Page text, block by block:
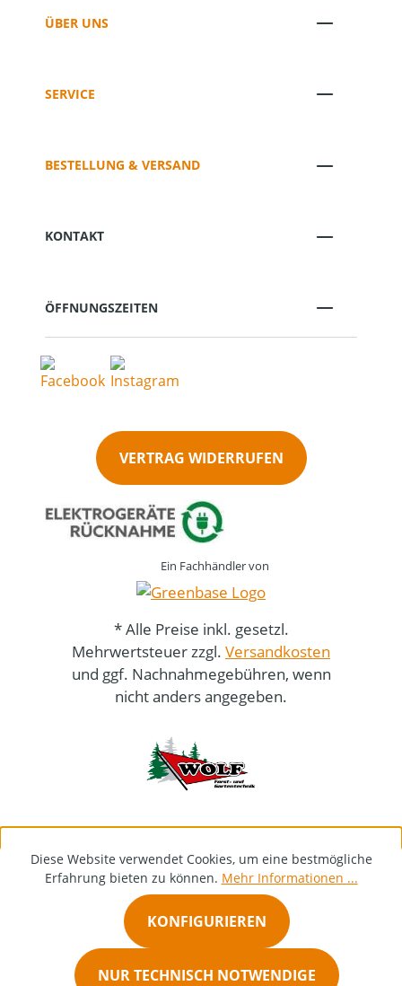
ÜBER UNS
SERVICE
BESTELLUNG & VERSAND
KONTAKT
ÖFFNUNGSZEITEN
VERTRAG WIDERRUFEN
Ein Fachhändler von
* Alle Preise inkl. gesetzl.
Mehrwertsteuer zzgl. Versandkosten
und ggf. Nachnahmegebühren, wenn
nicht anders angegeben.
Diese Website verwendet Cookies, um eine bestmögliche
Erfahrung bieten zu können. Mehr Informationen ...
NUR TECHNISCH NOTWENDIGE
KONFIGURIEREN